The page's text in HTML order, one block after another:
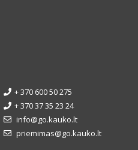
+ 370 600 50 275
+ 370 37 35 23 24
info@go.kauko.lt
priemimas@go.kauko.lt